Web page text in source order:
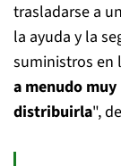
trasladarse a
la ayuda y la
suministros en
a menudo
distribuirla",